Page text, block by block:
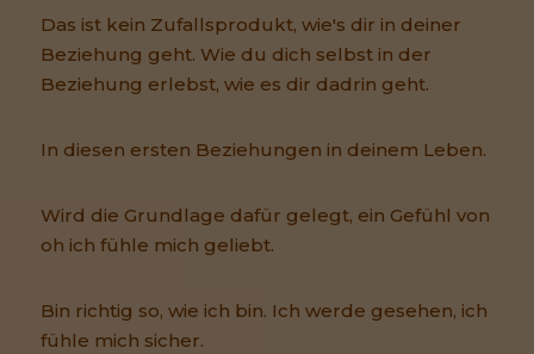
Das ist kein Zufallsprodukt, wie's dir in deiner
Beziehung geht. Wie du dich selbst in der
Beziehung erlebst, wie es dir dadrin geht.
In diesen ersten Beziehungen in deinem Leben.
Wird die Grundlage dafür gelegt, ein Gefühl von
oh ich fühle mich geliebt.
Bin richtig so, wie ich bin. Ich werde gesehen, ich
fühle mich sicher.